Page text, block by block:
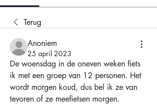
Terug
Anoniem
25 april 2023
De woensdag in de oneven weken fiets
ik met een groep van 12 personen. Het
wordt morgen koud, dus bel ik ze van
tevoren of ze meefietsen morgen.